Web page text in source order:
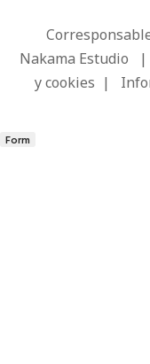
Nakama Estudio |
y cookies |
Form